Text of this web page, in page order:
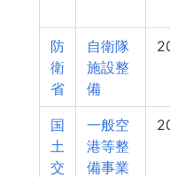
防
衛
省
自衛隊
施設整
備
国
土
交
一般空
港等整
備事業